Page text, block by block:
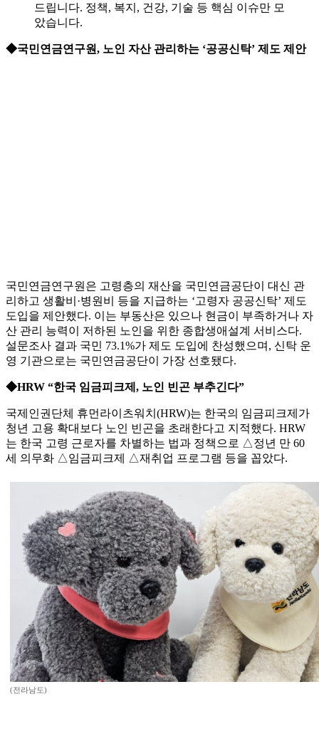
드립니다. 정책, 복지, 건강, 기술 등 핵심 이슈만 모
았습니다.
◆국민연금연구원, 노인 자산 관리하는 ‘공공신탁’ 제도 제안
국민연금연구원은 고령층의 재산을 국민연금공단이 대신 관
리하고 생활비·병원비 등을 지급하는 ‘고령자 공공신탁’ 제도
도입을 제안했다. 이는 부동산은 있으나 현금이 부족하거나 자
산 관리 능력이 저하된 노인을 위한 종합생애설계 서비스다.
설문조사 결과 국민 73.1%가 제도 도입에 찬성했으며, 신탁 운
영 기관으로는 국민연금공단이 가장 선호됐다.
◆HRW “한국 임금피크제, 노인 빈곤 부추긴다”
국제인권단체 휴먼라이츠워치(HRW)는 한국의 임금피크제가
청년 고용 확대보다 노인 빈곤을 초래한다고 지적했다. HRW
는 한국 고령 근로자를 차별하는 법과 정책으로 △정년 만 60
세 의무화 △임금피크제 △재취업 프로그램 등을 꼽았다.
(전라남도)